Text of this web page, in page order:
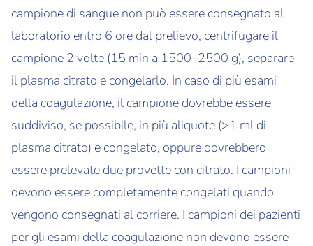
campione di sangue non può essere consegnato al
laboratorio entro 6 ore dal prelievo, centrifugare il
campione 2 volte (15 min a 1500–2500 g), separare
il plasma citrato e congelarlo. In caso di più esami
della coagulazione, il campione dovrebbe essere
suddiviso, se possibile, in più aliquote (>1 ml di
plasma citrato) e congelato, oppure dovrebbero
essere prelevate due provette con citrato. I campioni
devono essere completamente congelati quando
vengono consegnati al corriere. I campioni dei pazienti
per gli esami della coagulazione non devono essere